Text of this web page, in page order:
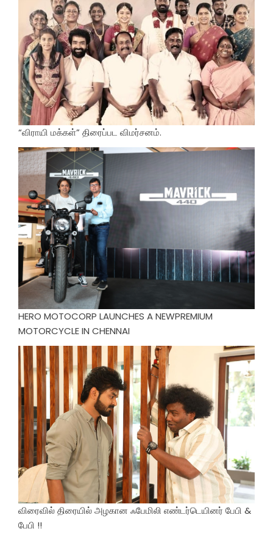
“விராயி மக்கள்” திரைப்பட விமர்சனம்.
HERO MOTOCORP LAUNCHES A NEWPREMIUM
MOTORCYCLE IN CHENNAI
விரைவில் திரையில் அழகான ஃபேமிலி எண்டர்டெயினர் பேபி &
பேபி !!